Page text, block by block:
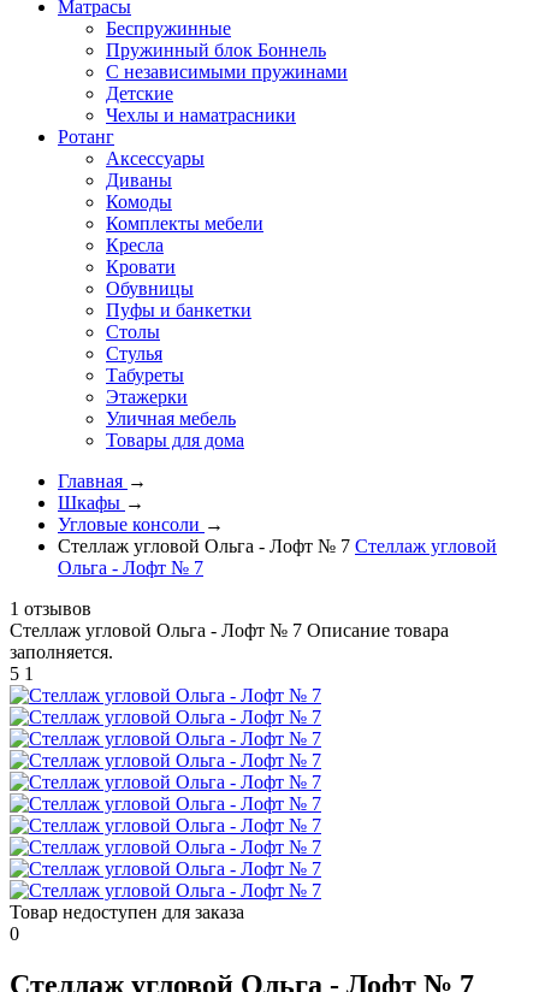
Матрасы
Беспружинные
Пружинный блок Боннель
С независимыми пружинами
Детские
Чехлы и наматрасники
Ротанг
Аксессуары
Диваны
Комоды
Комплекты мебели
Кресла
Кровати
Обувницы
Пуфы и банкетки
Столы
Стулья
Табуреты
Этажерки
Уличная мебель
Товары для дома
Главная →
Шкафы →
Угловые консоли →
Стеллаж угловой Ольга - Лофт № 7 Стеллаж угловой
Ольга - Лофт № 7
1 отзывов
Стеллаж угловой Ольга - Лофт № 7 Описание товара
заполняется.
5 1
Товар недоступен для заказа
0
Стеллаж угловой Ольга - Лофт № 7